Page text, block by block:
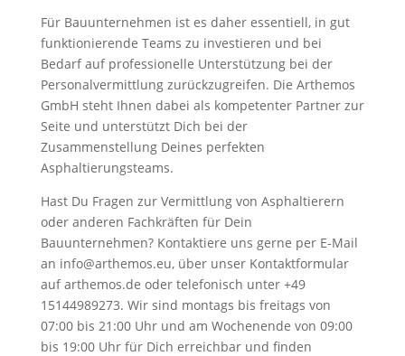
Für Bauunternehmen ist es daher essentiell, in gut
funktionierende Teams zu investieren und bei
Bedarf auf professionelle Unterstützung bei der
Personalvermittlung zurückzugreifen. Die Arthemos
GmbH steht Ihnen dabei als kompetenter Partner zur
Seite und unterstützt Dich bei der
Zusammenstellung Deines perfekten
Asphaltierungsteams.
Hast Du Fragen zur Vermittlung von Asphaltierern
oder anderen Fachkräften für Dein
Bauunternehmen? Kontaktiere uns gerne per E-Mail
an info@arthemos.eu, über unser Kontaktformular
auf arthemos.de oder telefonisch unter +49
15144989273. Wir sind montags bis freitags von
07:00 bis 21:00 Uhr und am Wochenende von 09:00
bis 19:00 Uhr für Dich erreichbar und finden